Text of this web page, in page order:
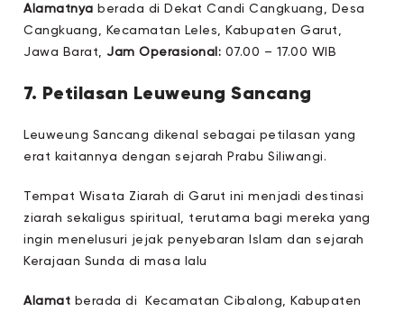
Alamatnya berada di Dekat Candi Cangkuang, Desa
Cangkuang, Kecamatan Leles, Kabupaten Garut,
Jawa Barat, Jam Operasional: 07.00 – 17.00 WIB
7. Petilasan Leuweung Sancang
Leuweung Sancang dikenal sebagai petilasan yang
erat kaitannya dengan sejarah Prabu Siliwangi.
Tempat Wisata Ziarah di Garut ini menjadi destinasi
ziarah sekaligus spiritual, terutama bagi mereka yang
ingin menelusuri jejak penyebaran Islam dan sejarah
Kerajaan Sunda di masa lalu
Alamat berada di Kecamatan Cibalong, Kabupaten